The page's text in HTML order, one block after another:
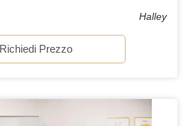
Halley
Richiedi Prezzo